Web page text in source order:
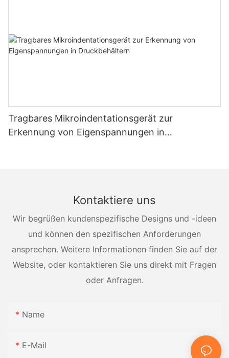
Tragbares Mikroindentationsgerät zur
Erkennung von Eigenspannungen in
Kontaktiere uns
Wir begrüßen kundenspezifische Designs und -ideen
und können den spezifischen Anforderungen
ansprechen. Weitere Informationen finden Sie auf der
Website, oder kontaktieren Sie uns direkt mit Fragen
oder Anfragen.
Name
E-Mail